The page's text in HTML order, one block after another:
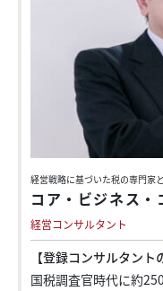
経営戦略に基づいた税の専門家
コア・ビジネス・
経営コンサルタント
【登録コンサルタント
国税調査官時代に約